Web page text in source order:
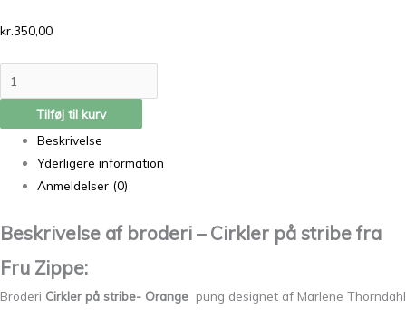
kr.350,00
Tilføj til kurv
Beskrivelse
Yderligere information
Anmeldelser (0)
Beskrivelse af broderi – Cirkler på stribe fra
Fru Zippe:
Broderi Cirkler på stribe- Orange pung designet af Marlene Thorndahl